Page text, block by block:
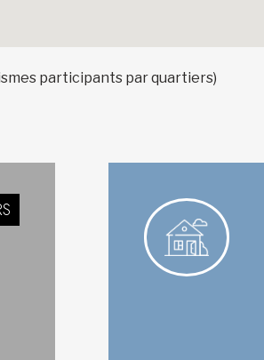
participants par quartiers)